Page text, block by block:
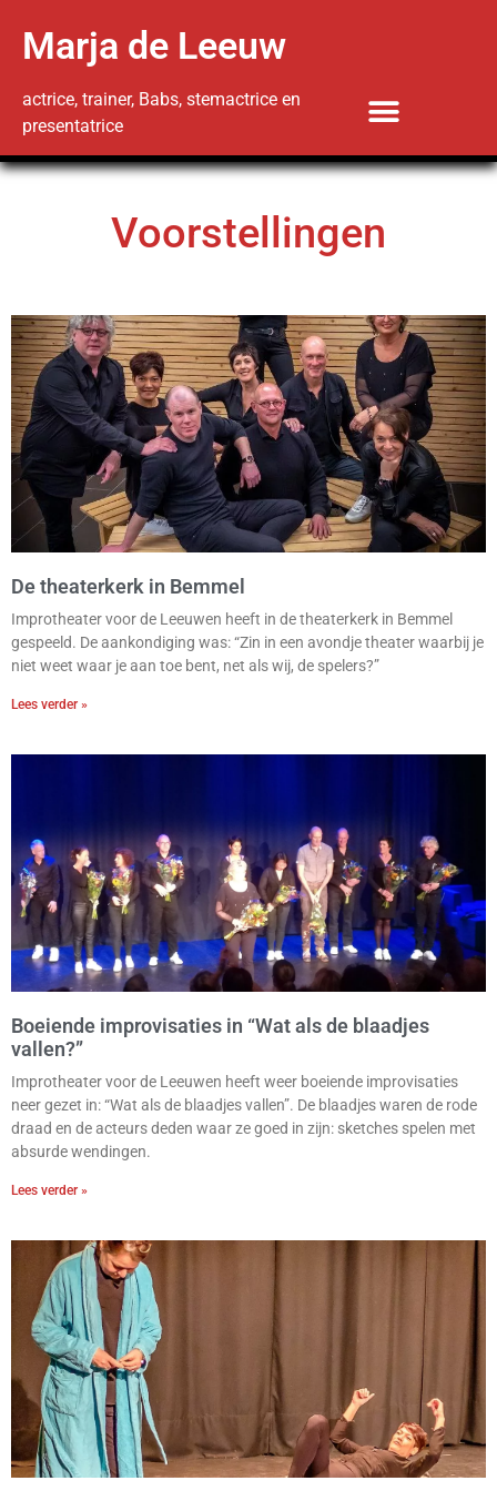
Marja de Leeuw
actrice, trainer, Babs, stemactrice en
presentatrice
Voorstellingen
De theaterkerk in Bemmel
Improtheater voor de Leeuwen heeft in de theaterkerk in Bemmel
gespeeld. De aankondiging was: “Zin in een avondje theater waarbij je
niet weet waar je aan toe bent, net als wij, de spelers?”
Lees verder »
Boeiende improvisaties in “Wat als de blaadjes
vallen?”
Improtheater voor de Leeuwen heeft weer boeiende improvisaties
neer gezet in: “Wat als de blaadjes vallen”. De blaadjes waren de rode
draad en de acteurs deden waar ze goed in zijn: sketches spelen met
absurde wendingen.
Lees verder »